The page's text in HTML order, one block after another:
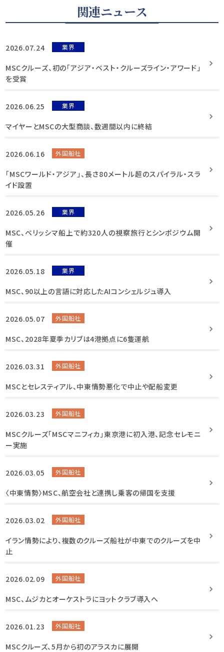
関連ニュース
2026.07.24 業界
MSCクルーズ、初の「アジア・ベスト・クルーズライン・アワード」
を受賞
2026.06.25 業界
マイヤーとMSCの大型商談、数週間以内に終結
2026.06.16 外国船社
「MSCワールド・アジア」、長さ80メートル超のスパイラル・スラ
イド設置
2026.05.26 業界
MSC、ベリッシマ船上で約320人の視察旅行とシンポジウム開
催
2026.05.18 業界
MSC、90以上の言語に対応したAIコンシェルジュ導入
2026.05.07 外国船社
MSC、2028年夏季カリブは4港拠点に6隻運航
2026.03.31 外国船社
MSCとセレスティアル、中東情勢悪化で中止や配船変更
2026.03.23 外国船社
MSCクルーズ「MSCマニフィカ」東京港に初入港、記念セレモニ
ー実施
2026.03.05 外国船社
〈中東情勢〉MSC、航空会社と連携し乗客の帰国を支援
2026.03.02 外国船社
イラン情勢により、複数のクルーズ船社が中東でのクルーズを中
止
2026.02.09 外国船社
MSC、ムジカとオーケストラにヨットクラブ導入へ
2026.01.23 外国船社
MSCクルーズ、5月から初のアラスカに展開